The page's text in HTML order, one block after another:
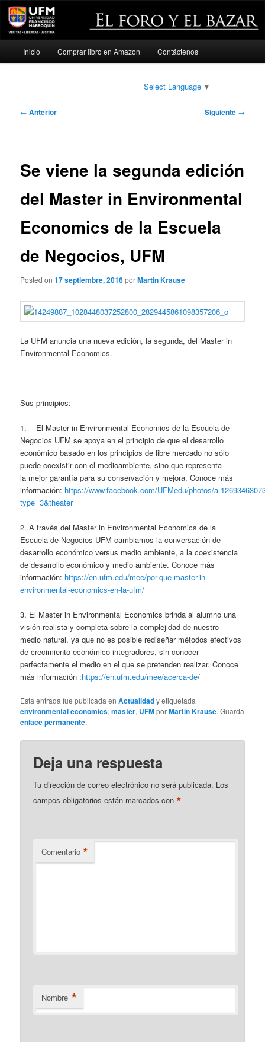
Ir
Inicio Comprar libro en Amazon Contáctenos
Select Language ▼
Navegación
← Anterior Siguiente →
Se viene la segunda edición
del Master in Environmental
Economics de la Escuela
de Negocios, UFM
Posted on17 septiembre, 2016porMartin Krause
La UFM anuncia una nueva edición, la segunda, del Master in
Environmental Economics.
Sus principios:
1. El Master in Environmental Economics de la Escuela de
Negocios UFM se apoya en el principio de que el desarrollo
económico basado en los principios de libre mercado no sólo
puede coexistir con el medioambiente, sino que representa
la mejor garantía para su conservación y mejora. Conoce más
información: https://www.facebook.com/UFMedu/photos/
type=3&theater
2. A través del Master in Environmental Economics de la
Escuela de Negocios UFM cambiamos la conversación de
desarrollo económico versus medio ambiente, a la coexistencia
de desarrollo económico y medio ambiente. Conoce más
información: https://en.ufm.edu/mee/por-que-master-in-
environmental-economics-en-la-ufm/
3. El Master in Environmental Economics brinda al alumno una
visión realista y completa sobre la complejidad de nuestro
medio natural, ya que no es posible rediseñar métodos efectivos
de crecimiento económico integradores, sin conocer
perfectamente el medio en el que se pretenden realizar. Conoce
más información :https://en.ufm.edu/mee/acerca-de/
Esta entrada fue publicada enActualidady etiquetada
environmental economics,master, UFMporMartin Krause. Guarda
enlace permanente.
Deja una respuesta
Tu dirección de correo electrónico no será publicada. Los
campos obligatorios están marcados con*
Comentario *
Nombre *